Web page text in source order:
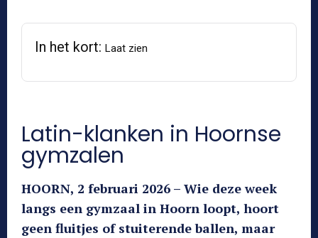
In het kort: Laat zien
Latin-klanken in Hoornse
gymzalen
HOORN, 2 februari 2026 – Wie deze week
langs een gymzaal in Hoorn loopt, hoort
geen fluitjes of stuiterende ballen, maar